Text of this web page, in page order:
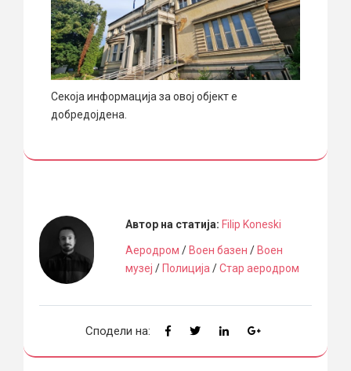
Секоја информација за овој објект е
добредојдена.
Автор на статија: Filip Koneski
Аеродром / Воен базен / Воен
музеј / Полиција /Стар аеродром
Сподели на: